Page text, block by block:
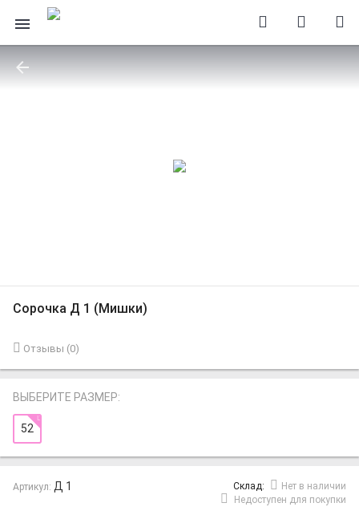
Сорочка Д 1 (Мишки)
Отзывы (0)
ВЫБЕРИТЕ РАЗМЕР:
52
Артикул: Д 1 Cклад:
Нет в наличии
Недоступен для покупки